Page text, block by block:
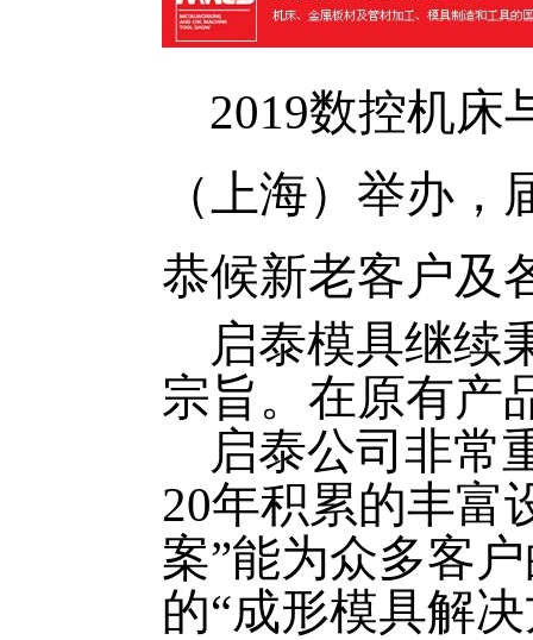
2019数控机床
（上海）举办
恭候新老客户及
启泰模具继续
宗旨。在原有产
启泰公司非常
20年积累的丰富
案”能为众多客
的“成形模具解